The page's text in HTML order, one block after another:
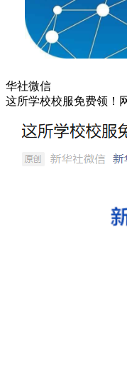
华社微信
这所学校校服免费领！